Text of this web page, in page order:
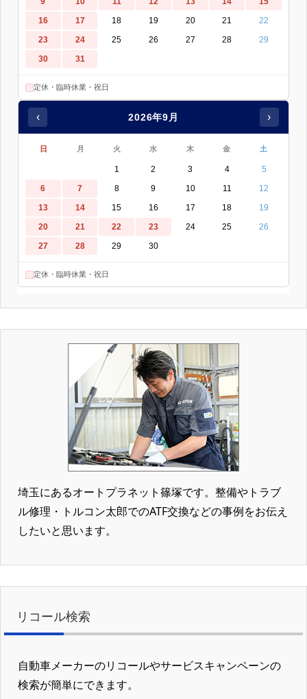
埼玉にあるオートプラネット篠塚です。整備やトラブ
ル修理・トルコン太郎でのATF交換などの事例をお伝え
したいと思います。
リコール検索
自動車メーカーのリコールやサービスキャンペーンの
検索が簡単にできます。